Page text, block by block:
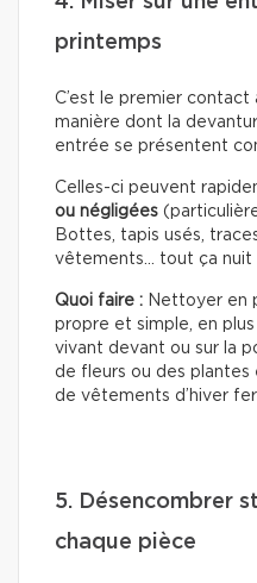
printemps
C’est le premier
manière dont la
entrée se présentent
Celles-ci peuvent
ou négligées
Bottes, tapis usés,
vêtements… tout ça nuit
Quoi faire : Nettoyer en
propre et simple, en
vivant devant ou sur la
de fleurs ou des plantes
de vêtements d’hiver
5. Désencombrer
chaque pièce